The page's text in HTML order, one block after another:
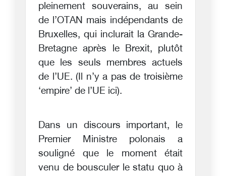
pleinement souverains, au sein
de l’OTAN mais indépendants de
Bruxelles, qui inclurait la Grande-
Bretagne après le Brexit, plutôt
que les seuls membres actuels
de l’UE. (Il n’y a pas de troisième
‘empire’ de l’UE ici).
Dans un discours important, le
Premier Ministre polonais a
souligné que le moment était
venu de bousculer le statu quo à